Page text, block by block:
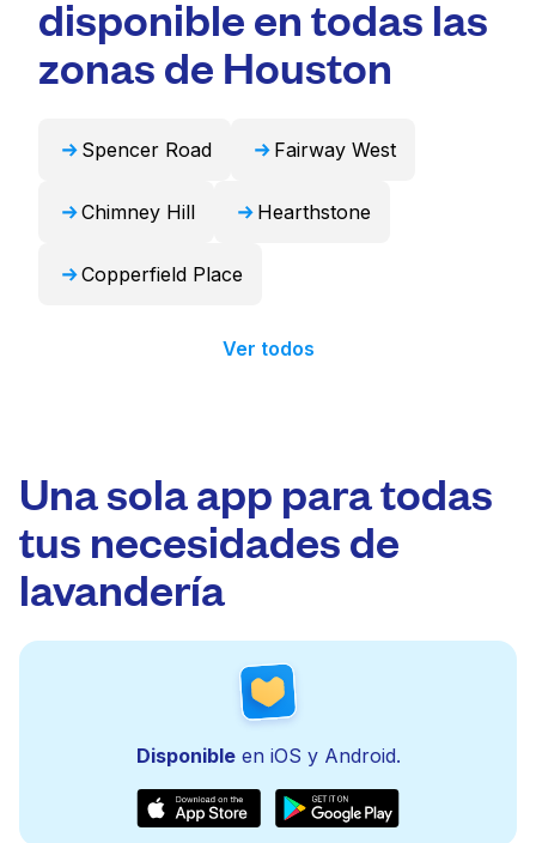
conveniente y que ahorra tiempo.
cortinas. Como alternativa, Laundryheap
puede encargarse de estos artículos de forma
profesional y devolverlos listos para usar en
disponible en todas las
zonas de Houston
Spencer Road Fairway West
Chimney Hill Hearthstone
Copperfield Place
Ver todos
Una sola app para todas
tus necesidades de
lavandería
Disponibleen iOS y Android.